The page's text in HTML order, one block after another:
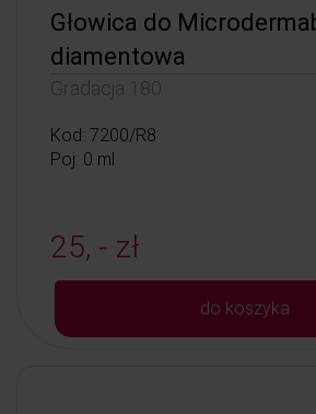
Głowica do
diamentowa
Gradacja 180
Kod: 7200/R8
Poj: 0 ml
25, - zł
do koszyka